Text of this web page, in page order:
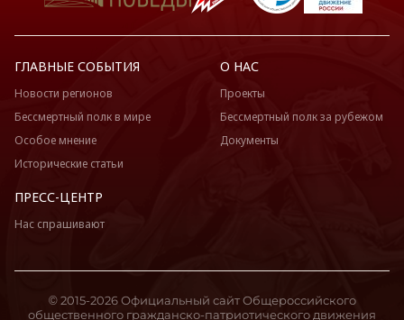
ГЛАВНЫЕ СОБЫТИЯ
Новости регионов
Бессмертный полк в мире
Особое мнение
Исторические статьи
О НАС
Проекты
Бессмертный полк за рубежом
Документы
ПРЕСС-ЦЕНТР
Нас спрашивают
© 2015-2026 Официальный сайт Общероссийского
общественного гражданско-патриотического движения